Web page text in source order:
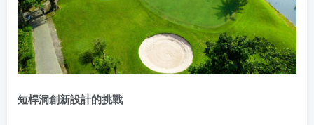
短桿洞創新設計的挑戰